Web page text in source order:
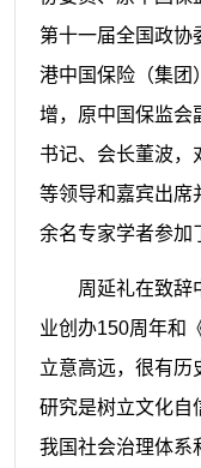
第十一届全国政协
港中国保险（集团
增，原中国保监会
书记、会长董波，
等领导和嘉宾出席
余名专家学者参加
周延礼在致辞
业创办150周年和
立意高远，很有历
研究是树立文化自
我国社会治理体系